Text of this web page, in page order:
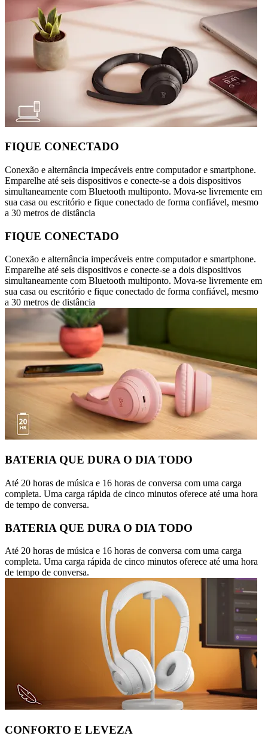
FIQUE CONECTADO
Conexão e alternância impecáveis entre computador e smartphone.
Emparelhe até seis dispositivos e conecte-se a dois dispositivos
simultaneamente com Bluetooth multiponto. Mova-se livremente em
sua casa ou escritório e fique conectado de forma confiável, mesmo
a 30 metros de distância
FIQUE CONECTADO
Conexão e alternância impecáveis entre computador e smartphone.
Emparelhe até seis dispositivos e conecte-se a dois dispositivos
simultaneamente com Bluetooth multiponto. Mova-se livremente em
sua casa ou escritório e fique conectado de forma confiável, mesmo
a 30 metros de distância
BATERIA QUE DURA O DIA TODO
Até 20 horas de música e 16 horas de conversa com uma carga
completa. Uma carga rápida de cinco minutos oferece até uma hora
de tempo de conversa.
BATERIA QUE DURA O DIA TODO
Até 20 horas de música e 16 horas de conversa com uma carga
completa. Uma carga rápida de cinco minutos oferece até uma hora
de tempo de conversa.
CONFORTO E LEVEZA